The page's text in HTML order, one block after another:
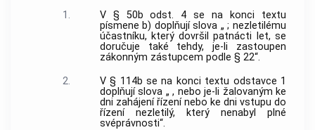
1.
V § 50b odst. 4 se na konci textu
písmene b) doplňují slova „ ; nezletilému
účastníku, který dovršil patnácti let, se
doručuje také tehdy, je-li zastoupen
zákonným zástupcem podle § 22“.
2.
V § 114b se na konci textu odstavce 1
doplňují slova „ , nebo je-li žalovaným ke
dni zahájení řízení nebo ke dni vstupu do
řízení nezletilý, který nenabyl plné
svéprávnosti“.